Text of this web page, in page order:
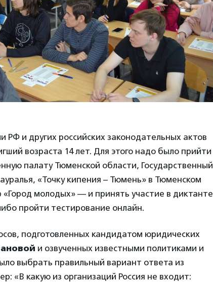
РФ и других российских законодательных актов
возраста 14 лет. Для этого надо было прийти
палату Тюменской области, Государственный
«Точку кипения – Тюмень» в Тюменском
молодых» — и принять участие в диктанте
пройти тестирование онлайн.
подготовленных кандидатом юридических
и озвученных известными политиками и
выбрать правильный вариант ответа из
«В какую из организаций Россия не входит: